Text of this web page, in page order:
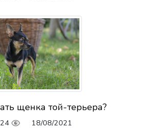
щенка той-терьера?
18/08/2021